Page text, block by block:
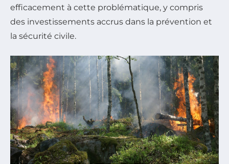
efficacement à cette problématique, y compris
des investissements accrus dans la prévention et
la sécurité civile.